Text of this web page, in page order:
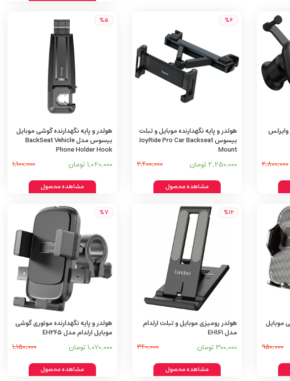
وایرلس
2,800,000
%6
هولدر و پایه نگهدارنده موبایل و تبلت
بیسوس JoyRide Pro Car Backseat
Mount
2,250,000 تومان 2,400,000
مشاهده محصول
%5
هولدر و پایه نگهدارنده گوشی موبایل
بیسوس مدل BackSeat Vehicle
Phone Holder Hook
1,040,000 تومان 1,100,000
مشاهده محصول
موبایل
950,000
%12
هولدر رومیزی موبایل و تبلت ارلدام
مدل EH161
300,000 تومان 340,000
مشاهده محصول
%7
هولدر و پایه نگهدارنده موتوری گوشی
موبایل ارلدام مدل EH245
1,070,000 تومان 1,150,000
مشاهده محصول